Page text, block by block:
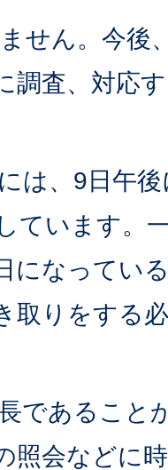
せん。今後
調査、対応
は、9日午
ています。
になってい
取りをする
であること
照会などに